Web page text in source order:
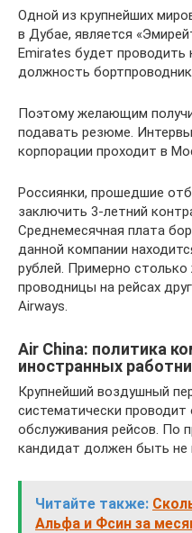
Одной из крупнейших
в Дубае, является
Emirates будет проводить
должность
Поэтому желающим
подавать резюме.
корпорации проходит в
Россиянки, прошедшие
заключить 3-летний
Среднемесячная плата
данной компании
рублей. Примерно
проводницы на рейсах
Airways.
Air China: политика
иностранных
Крупнейший воздушный
систематически
обслуживания рейсов. По
кандидат должен быть не
Читайте также:
Альфа и Фсин за